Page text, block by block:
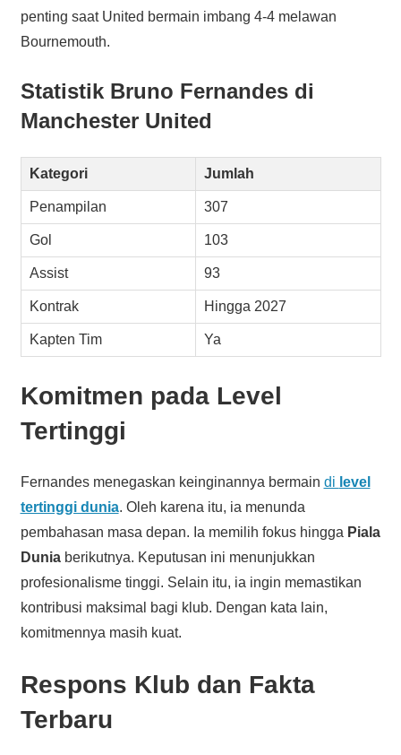
penting saat United bermain imbang 4-4 melawan
Bournemouth.
Statistik Bruno Fernandes di
Manchester United
Kategori Jumlah
Penampilan 307
Gol 103
Assist 93
Kontrak Hingga 2027
Kapten Tim Ya
Komitmen pada Level
Tertinggi
Fernandes menegaskan keinginannya bermain di level
tertinggi dunia. Oleh karena itu, ia menunda
pembahasan masa depan. Ia memilih fokus hingga Piala
Duniaberikutnya. Keputusan ini menunjukkan
profesionalisme tinggi. Selain itu, ia ingin memastikan
kontribusi maksimal bagi klub. Dengan kata lain,
komitmennya masih kuat.
Respons Klub dan Fakta
Terbaru